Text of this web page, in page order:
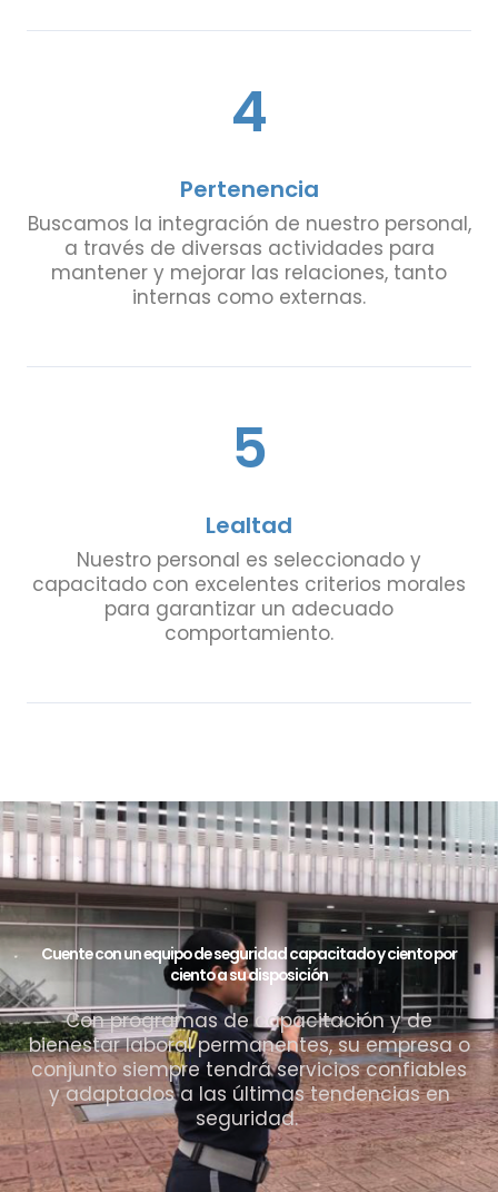
4
Pertenencia
Buscamos la integración de nuestro personal,
a través de diversas actividades para
mantener y mejorar las relaciones, tanto
internas como externas.
5
Lealtad
Nuestro personal es seleccionado y
capacitado con excelentes criterios morales
para garantizar un adecuado
comportamiento.
Cuente con un equipo de seguridad capacitado y ciento por
ciento a su disposición
Con programas de capacitación y de
bienestar laboral permanentes, su empresa o
conjunto siempre tendrá servicios confiables
y adaptados a las últimas tendencias en
seguridad.